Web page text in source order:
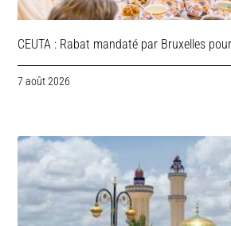
CEUTA : Rabat mandaté par Bruxelles
7 août 2026